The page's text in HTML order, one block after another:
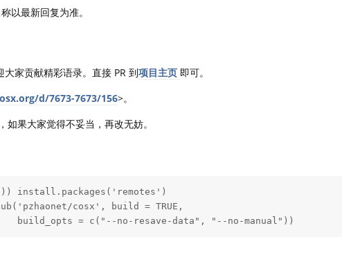
以最新回复为准。
家贡献精彩语录。直接 PR 到项目主页 即可。
d/7673-7673/156>。
果大家觉得不妥当，再改无妨。
install.packages('remotes')
cosx', build = TRUE,
build_opts = c("--no-resave-data", "--no-manual"))